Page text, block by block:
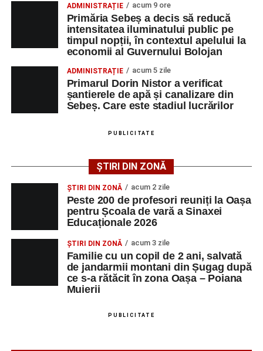
iluminatului public pe timpul nopții, în contextul
apelului la economii al Guvernului Bolojan
Duminică, 23 august 2026, Râpa Roșie găzduiește
cea de-a III-a ediție a concursului „CicloAventurier
de Sebeș”
Primul concert din cadrul String Symphonic Camp
2026 a adus emoție și aplauze la Sebeș
au venit la Sebeș și au susținut un recital apreciat de
tinerilor muzicieni și munca depusă în cadrul taberei, iar
spectatorii au răsplătit prestațiile cu aplauze îndelungate.
ADMINISTRAȚIE acum 9 ore
Primăria Sebeș a decis să reducă
intensitatea iluminatului public pe
timpul nopții, în contextul apelului la
economii al Guvernului Bolojan
ADMINISTRAȚIE acum 5 zile
Primarul Dorin Nistor a verificat
șantierele de apă și canalizare din
Sebeș. Care este stadiul lucrărilor
PUBLICITATE
ȘTIRI DIN ZONĂ
ȘTIRI DIN ZONĂ acum 2 zile
Peste 200 de profesori reuniți la Oașa
pentru Școala de vară a Sinaxei
Educaționale 2026
ȘTIRI DIN ZONĂ acum 3 zile
Familie cu un copil de 2 ani, salvată
de jandarmii montani din Șugag după
ce s-a rătăcit în zona Oașa – Poiana
Muierii
PUBLICITATE